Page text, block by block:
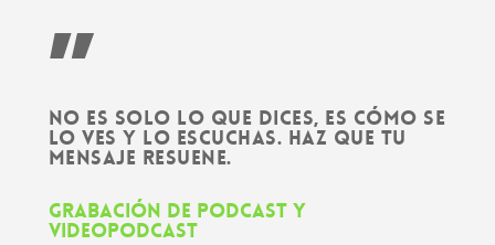
”
NO ES SOLO LO QUE DICES, ES CÓMO SE
LO VES Y LO ESCUCHAS. HAZ QUE TU
MENSAJE RESUENE.
GRABACIÓN DE PODCAST Y
VIDEOPODCAST